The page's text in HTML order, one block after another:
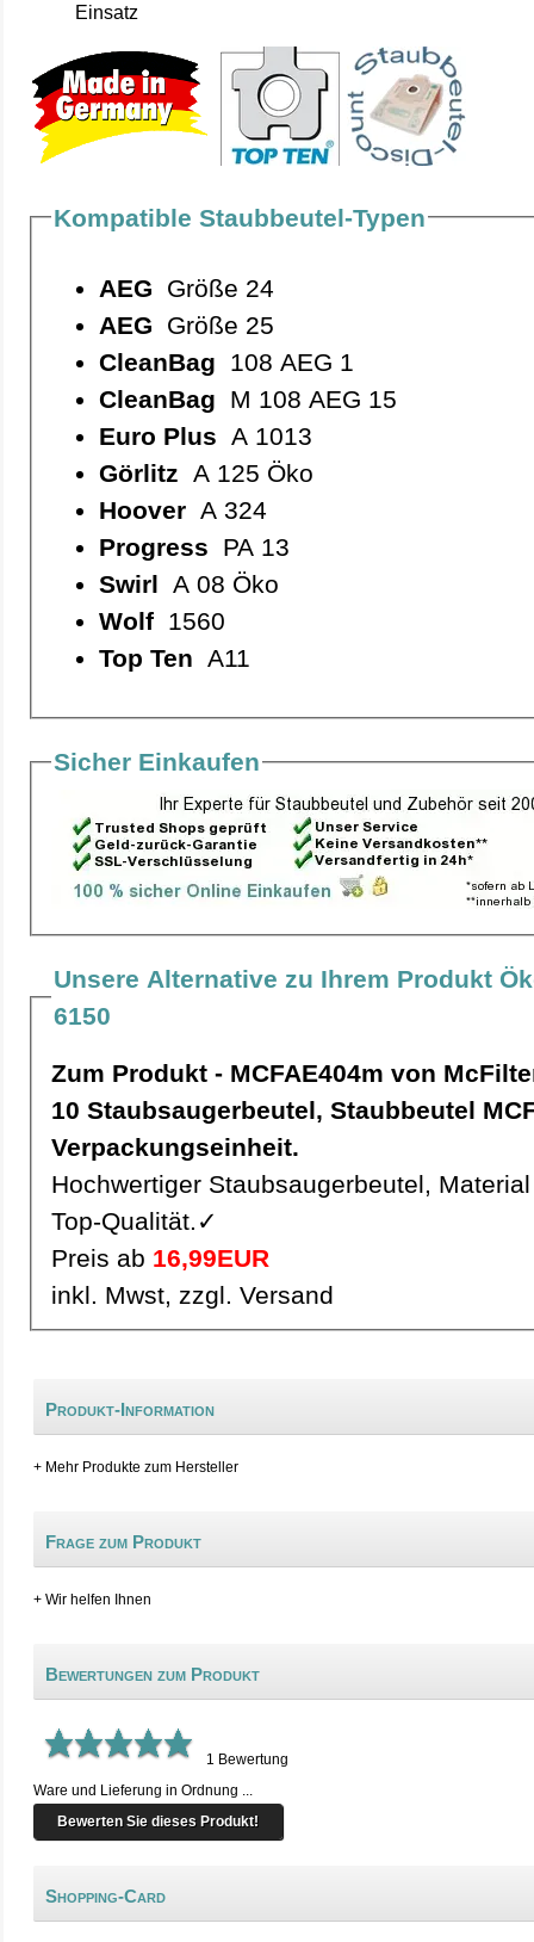
Einsatz
Kompatible Staubbeutel-Typen
AEG Größe 24
AEG Größe 25
CleanBag 108 AEG 1
CleanBag M 108 AEG 15
Euro Plus A 1013
Görlitz A 125 Öko
HooverA 324
Progress PA 13
Swirl A 08 Öko
Wolf1560
Top Ten A11
Sicher Einkaufen
Unsere Alternative zu Ihrem Produkt
6150
Zum Produkt - MCFAE404m von
10 Staubsaugerbeutel, Staubbeutel MCFAE404m pro
Verpackungseinheit.
Hochwertiger Staubsaugerbeutel,
Top-Qualität.✓
Preis ab 16,99EUR
inkl. Mwst, zzgl. Versand
Produkt-Information
+ Mehr Produkte zum Hersteller
Frage zum Produkt
+ Wir helfen Ihnen
Bewertungen zum Produkt
1 Bewertung
Ware und Lieferung in Ordnung ...
Bewerten Sie dieses Produkt!
Shopping-Card